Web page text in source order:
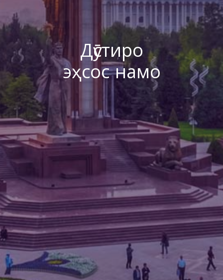
Дӯстиро
эҳсос намо